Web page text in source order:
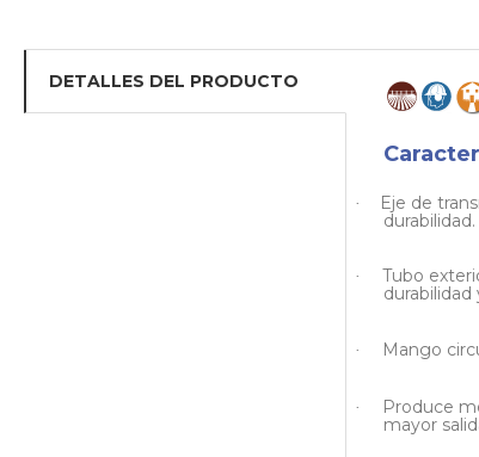
DETALLES DEL PRODUCTO
·
Eje de
durabilidad.
·
Tubo
durabilidad
· Mango
·
Produce
mayor